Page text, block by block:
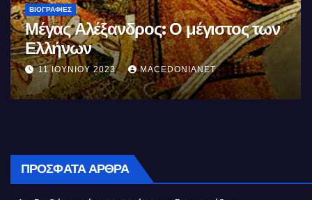
ΒΙΟΓΡΑΦΊΕΣ
Σαν σήμερα θυσιάζονται οι πρώτοι
της αγχόνης Καραολής και
Δημητρίου αγωνιστές του
Κυπριακού Αγώνα
10 ΜΑΪ́ΟΥ 2023 MACEDONIANET
ΠΡΌΣΦΑΤΑ ΆΡΘΡΑ